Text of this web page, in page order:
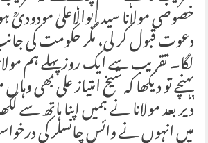
خصوصی مولانا سید ابوالاعلیٰ
دعوت قبول کر لی، مگر حکومت کی
لگا۔ تقریب سے ایک روز پہلے ہم
پہنچے تو دیکھا کہ شیخ امتیاز علی بھی
دیر بعد مولانا نے ہمیں اپنا ہاتھ سے